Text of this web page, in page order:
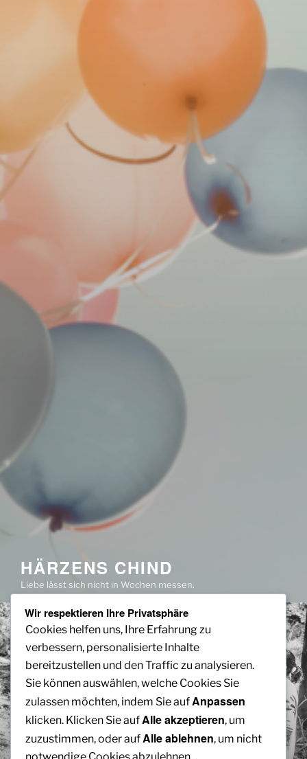
HÄRZENS CHIND
Liebe lässt sich nicht in Wochen messen.
Wir respektieren Ihre Privatsphäre
Cookies helfen uns, Ihre Erfahrung zu
verbessern, personalisierte Inhalte
bereitzustellen und den Traffic zu analysieren.
Sie können auswählen, welche Cookies Sie
zulassen möchten, indem Sie aufAnpassen
klicken. Klicken Sie aufAlle akzeptieren, um
zuzustimmen, oder aufAlle ablehnen, um nicht
notwendige Cookies abzulehnen.